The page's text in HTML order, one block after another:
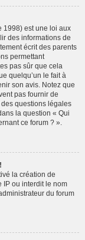
1998) est une loi aux
des informations de
écrit des parents
permettant
pas sûr que cela
quelqu’un le fait à
son avis. Notez que
pas fournir de
questions légales
la question « Qui
ce forum ? ».
la création de
IP ou interdit le nom
du forum